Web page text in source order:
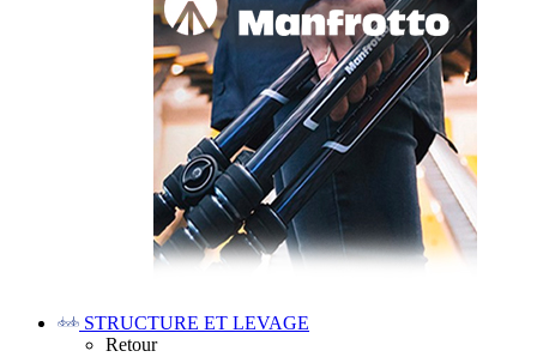
STRUCTURE ET LEVAGE
Retour